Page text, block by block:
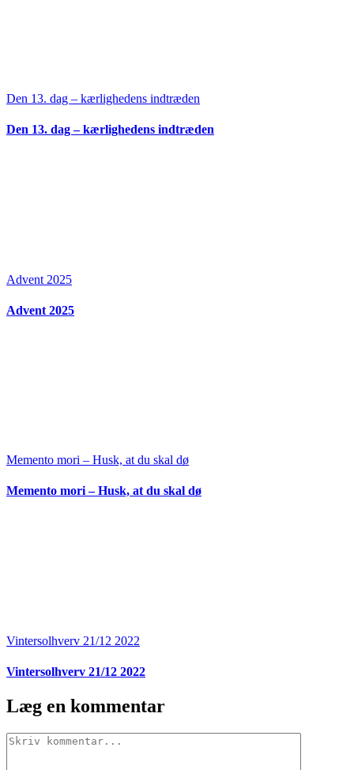
Den 13. dag – kærlighedens indtræden
Den 13. dag – kærlighedens indtræden
Advent 2025
Advent 2025
Memento mori – Husk, at du skal dø
Memento mori – Husk, at du skal dø
Vintersolhverv 21/12 2022
Vintersolhverv 21/12 2022
Læg en kommentar
Comment